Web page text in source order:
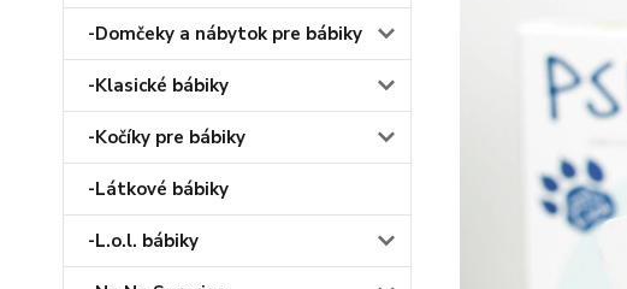
-Domčeky a nábytok pre bábiky
-Klasické bábiky
-Kočíky pre bábiky
-Látkové bábiky
-L.o.l. bábiky